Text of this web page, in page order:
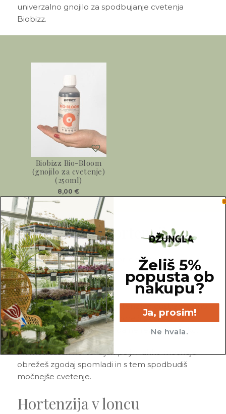
univerzalno gnojilo za spodbujanje cvetenja
Biobizz.
Biobizz Bio-Bloom
(gnojilo za cvetenje)
(250ml)
8,00 €
Obrezovanje hortenzije
Veliko ljudi naredi napako pri obrezovanju
hortenzije. Nekatere sorte cvetijo na starem lesu,
druge na novem.
Pri klasičnih velikolistnih hortenzijah odstrani samo
stare cvetove in spomladi poreži poškodovane
poganjke. Pomembno je, da ne režeš prenizko.
Pri metličastih hortenzijah pa jih lahko močneje
obrežeš zgodaj spomladi in s tem spodbudiš
močnejše cvetenje.
Hortenzija v loncu
Želiš 5%
popusta ob
nakupu?
Ja, prosim!
Ne hvala.